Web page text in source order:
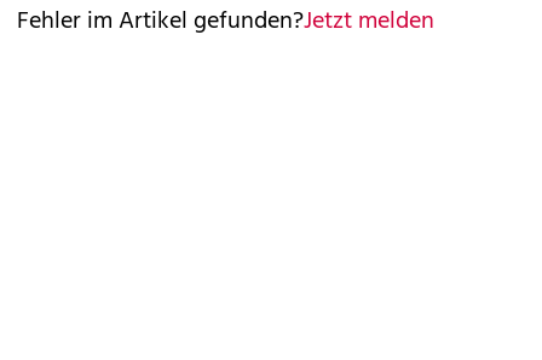
Fehler im Artikel gefunden?Jetzt melden